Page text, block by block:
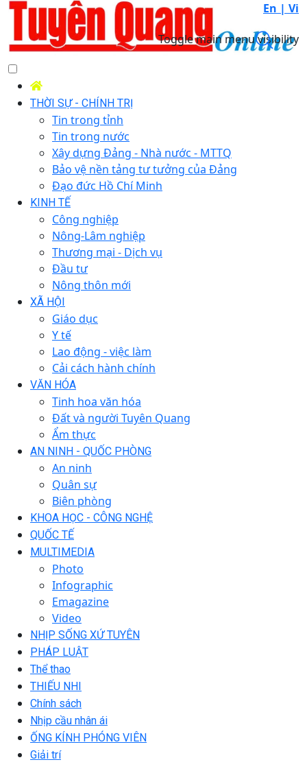
En | Vi
Toggle main menu visibility
THỜI SỰ - CHÍNH TRỊ
Tin trong tỉnh
Tin trong nước
Xây dựng Đảng - Nhà nước - MTTQ
Bảo vệ nền tảng tư tưởng của Đảng
Đạo đức Hồ Chí Minh
KINH TẾ
Công nghiệp
Nông-Lâm nghiệp
Thương mại - Dịch vụ
Đầu tư
Nông thôn mới
XÃ HỘI
Giáo dục
Y tế
Lao động - việc làm
Cải cách hành chính
VĂN HÓA
Tinh hoa văn hóa
Đất và người Tuyên Quang
Ẩm thực
AN NINH - QUỐC PHÒNG
An ninh
Quân sự
Biên phòng
KHOA HỌC - CÔNG NGHỆ
QUỐC TẾ
MULTIMEDIA
Photo
Infographic
Emagazine
Video
NHỊP SỐNG XỨ TUYÊN
PHÁP LUẬT
Thể thao
THIẾU NHI
Chính sách
Nhịp cầu nhân ái
ỐNG KÍNH PHÓNG VIÊN
Giải trí